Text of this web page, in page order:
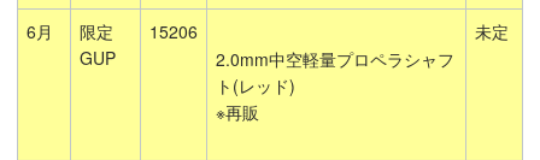
6月
限定
GUP
15206
2.0mm中空軽量プロペラシャフ
ト(レッド)
※再販
未定